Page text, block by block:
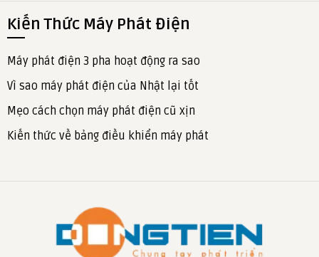
Kiến Thức Máy Phát Điện
Máy phát điện 3 pha hoạt động ra sao
Vì sao máy phát điện của Nhật lại tốt
Mẹo cách chọn máy phát điện cũ xịn
Kiến thức về bảng điều khiển máy phát